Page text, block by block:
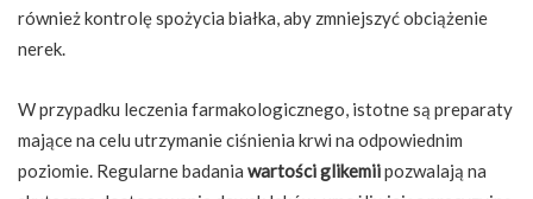
również kontrolę spożycia białka, aby zmniejszyć obciążenie
nerek.
W przypadku leczenia farmakologicznego, istotne są preparaty
mające na celu utrzymanie ciśnienia krwi na odpowiednim
poziomie. Regularne badania wartości glikemiipozwalają na